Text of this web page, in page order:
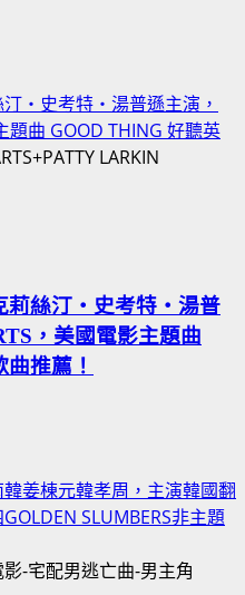
汀‧史考特‧湯普遜主演，
題曲 GOOD THING 好聽英
莉絲汀‧史考特‧湯普
，美國電影主題曲
推薦！
姜棟元韓孝周，主演韓國翻
SLUMBERS非主題